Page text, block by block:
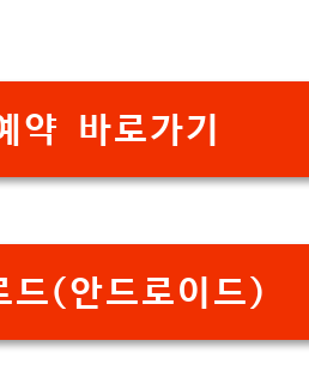
약 바로가기
드(안드로이드)